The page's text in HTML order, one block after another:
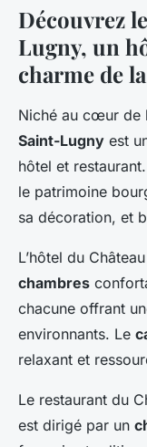
Découvrez
Lugny, un
charme de
Niché au cœur de
Saint-Lugny est
hôtel et
le patrimoine
sa décoration, et
L’hôtel du
chambres
chacune offrant
environnants. Le
relaxant et
Le restaurant du
est dirigé par un